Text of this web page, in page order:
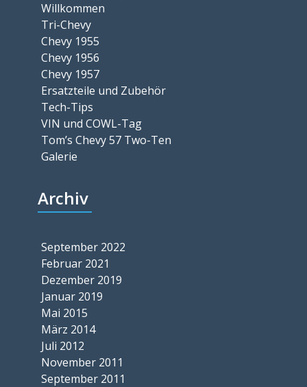
Willkommen
Tri-Chevy
Chevy 1955
Chevy 1956
Chevy 1957
Ersatzteile und Zubehör
Tech-Tips
VIN und COWL-Tag
Tom’s Chevy 57 Two-Ten
Galerie
Archiv
September 2022
Februar 2021
Dezember 2019
Januar 2019
Mai 2015
März 2014
Juli 2012
November 2011
September 2011